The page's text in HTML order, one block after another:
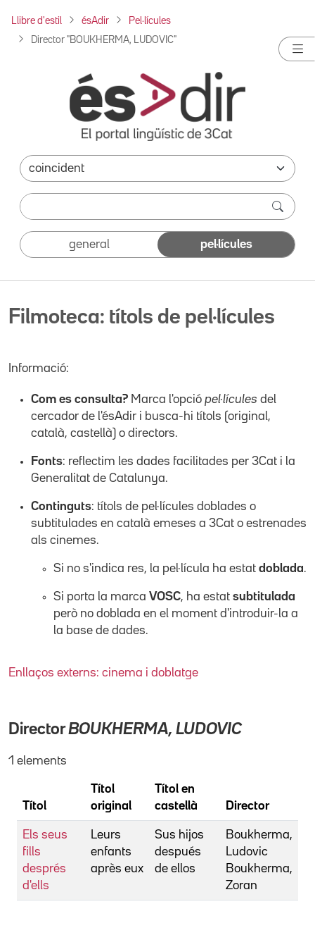
Llibre d'estil ésAdir Pel·lícules
Director "BOUKHERMA, LUDOVIC"
general pel·lícules
Filmoteca: títols de pel·lícules
Informació:
Com es consulta? Marca l'opció pel·lícules del
cercador de l'ésAdir i busca-hi títols (original,
català, castellà) o directors.
Fonts: reflectim les dades facilitades per 3Cat i la
Generalitat de Catalunya.
Continguts: títols de pel·lícules doblades o
subtitulades en català emeses a 3Cat o estrenades
als cinemes.
Si no s'indica res, la pel·lícula ha estat doblada.
Si porta la marca VOSC, ha estat subtitulada
però no doblada en el moment d'introduir-la a
la base de dades.
Enllaços externs: cinema i doblatge
DirectorBOUKHERMA, LUDOVIC
1 elements
Títol
Títol
original
Títol en
castellà
Director
Els seus
fills
després
d'ells
Leurs
enfants
après eux
Sus hijos
después
de ellos
Boukherma,
Ludovic
Boukherma,
Zoran